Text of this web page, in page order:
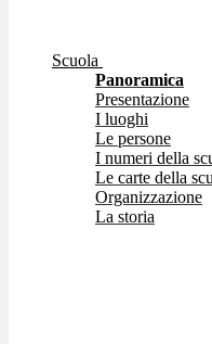
Scuola
Panoramica
Presentazione
I luoghi
Le persone
I numeri della
Le carte della
Organizzazione
La storia